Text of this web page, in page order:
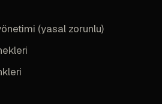
(yasal zorunlu)